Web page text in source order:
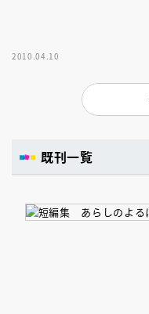
2010.04.10
既刊一覧